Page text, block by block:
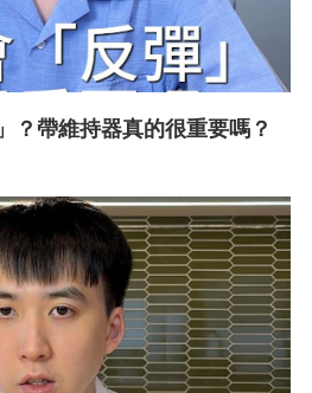
？帶維持器真的很重要嗎？